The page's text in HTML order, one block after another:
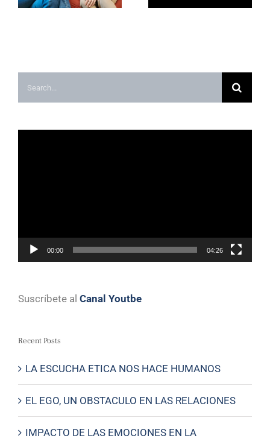
Search
for:
00:00 04:26
Suscríbete al Canal Youtbe
Recent Posts
LA ESCUCHA ETICA NOS HACE HUMANOS
EL EGO, UN OBSTACULO EN LAS RELACIONES
IMPACTO DE LAS EMOCIONES EN LA